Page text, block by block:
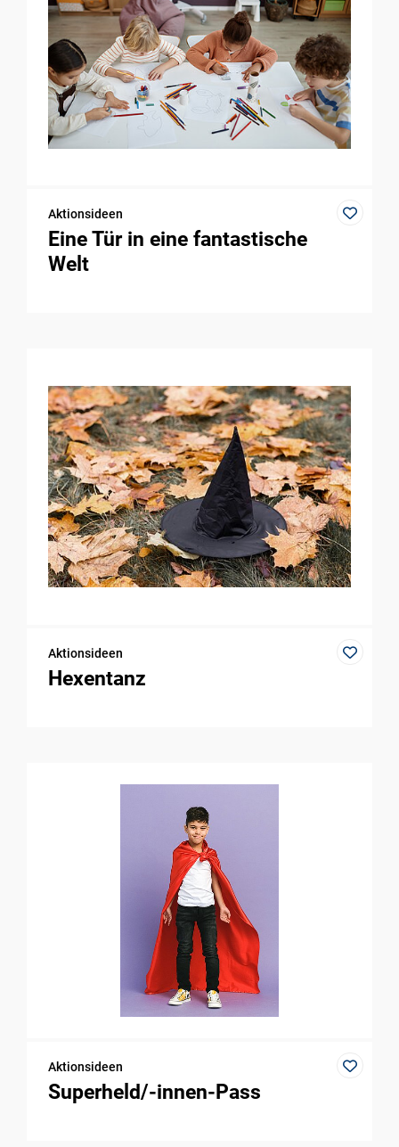
Aktionsideen
Eine Tür in eine fantastische
Welt
Aktionsideen
Hexentanz
Aktionsideen
Superheld/-innen-Pass